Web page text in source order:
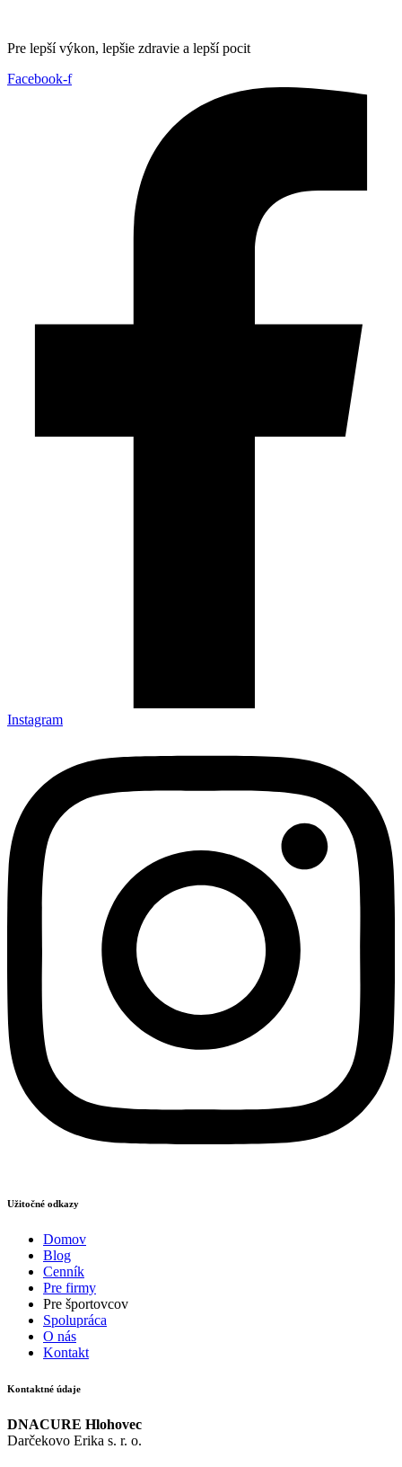
Pre lepší výkon, lepšie zdravie a lepší pocit
Facebook-f
Instagram
Užitočné odkazy
Domov
Blog
Cenník
Pre firmy
Pre športovcov
Spolupráca
O nás
Kontakt
Kontaktné údaje
DNACURE Hlohovec
Darčekovo Erika s. r. o.